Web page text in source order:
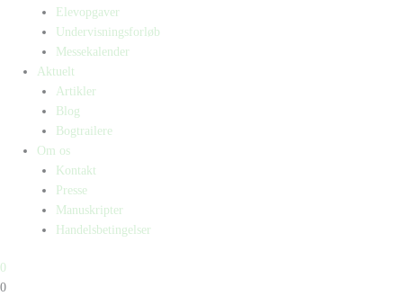
Elevopgaver
Undervisningsforløb
Messekalender
Aktuelt
Artikler
Blog
Bogtrailere
Om os
Kontakt
Presse
Manuskripter
Handelsbetingelser
0
0